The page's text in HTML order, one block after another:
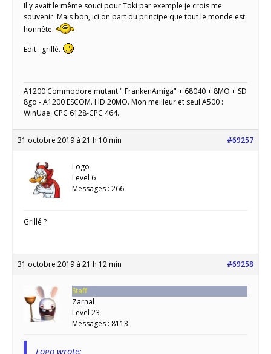
Il y avait le même souci pour Toki par exemple je crois me
souvenir. Mais bon, ici on part du principe que tout le monde est
honnête.
Edit : grillé.
A1200 Commodore mutant " FrankenAmiga" + 68040 + 8MO + SD
8go - A1200 ESCOM. HD 20MO. Mon meilleur et seul A500 :
WinUae. CPC 6128-CPC 464.
31 octobre 2019 à 21 h 10 min #69257
Logo
Level 6
Messages : 266
Grillé ?
31 octobre 2019 à 21 h 12 min #69258
Staff
Zarnal
Level 23
Messages : 8113
Logo wrote: